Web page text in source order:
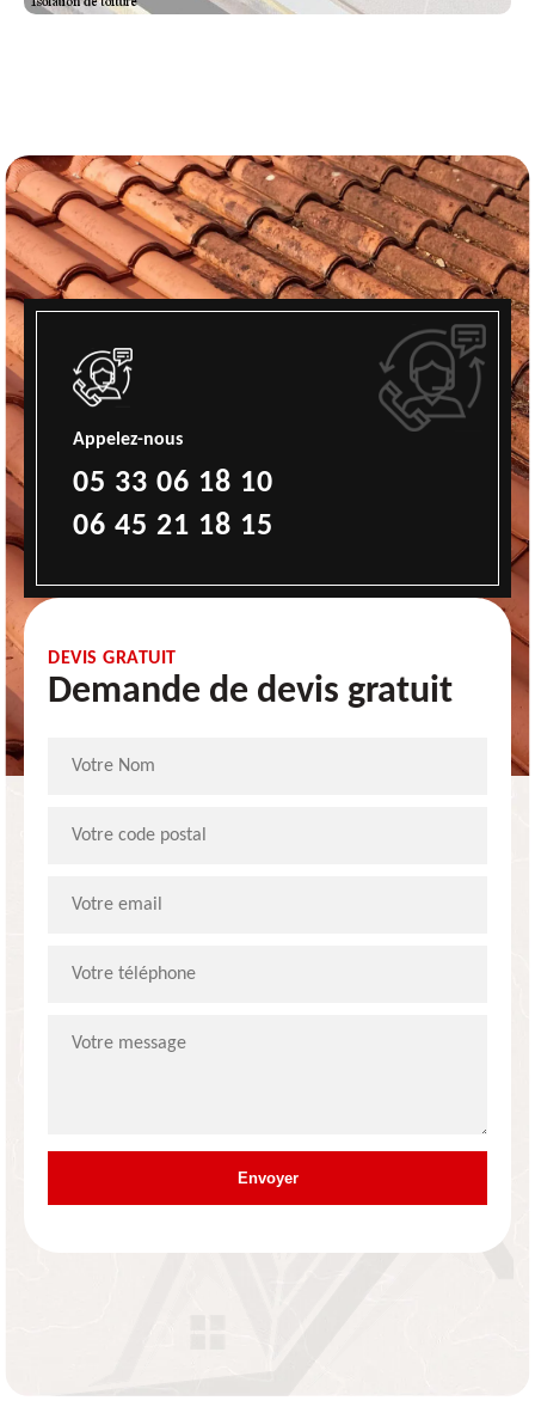
Appelez-nous
05 33 06 18 10
06 45 21 18 15
DEVIS GRATUIT
Demande de devis gratuit